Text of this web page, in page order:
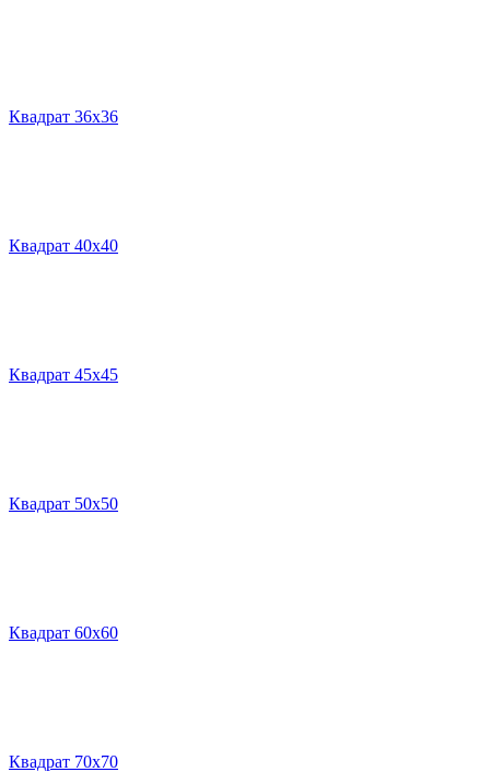
Квадрат 36х36
Квадрат 40х40
Квадрат 45х45
Квадрат 50х50
Квадрат 60х60
Квадрат 70х70